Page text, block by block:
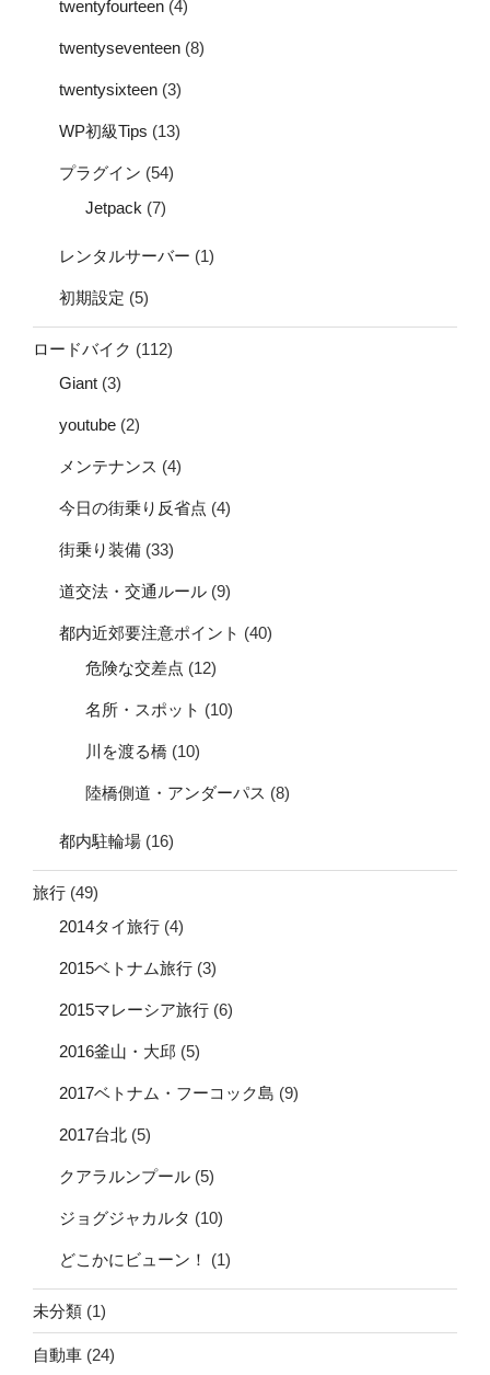
twentyfourteen (4)
twentyseventeen (8)
twentysixteen (3)
WP初級Tips (13)
プラグイン (54)
Jetpack (7)
レンタルサーバー (1)
初期設定 (5)
ロードバイク (112)
Giant (3)
youtube (2)
メンテナンス (4)
今日の街乗り反省点 (4)
街乗り装備 (33)
道交法・交通ルール (9)
都内近郊要注意ポイント (40)
危険な交差点 (12)
名所・スポット (10)
川を渡る橋 (10)
陸橋側道・アンダーパス (8)
都内駐輪場 (16)
旅行 (49)
2014タイ旅行 (4)
2015ベトナム旅行 (3)
2015マレーシア旅行 (6)
2016釜山・大邱 (5)
2017ベトナム・フーコック島 (9)
2017台北 (5)
クアラルンプール (5)
ジョグジャカルタ (10)
どこかにビューン！ (1)
未分類 (1)
自動車 (24)